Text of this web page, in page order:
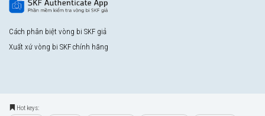
Cách phân biệt vòng bi SKF giả
Xuất xứ vòng bi SKF chính hãng
Hot keys: